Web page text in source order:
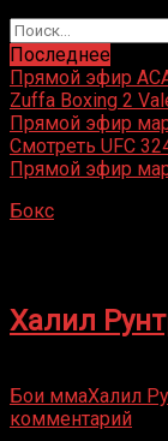
Найти:
Последнее
Прямой эфир
Zuffa Boxing 2
Прямой эфир
Смотреть UFC
Прямой эфир
Бокс
Халил
Бои ммаХалил
комментарий